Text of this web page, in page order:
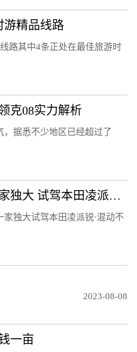
游精品线路
路其中4条正处在最佳旅游时
克08实力解析
据悉不少地区已经超过了
车评头条：结束丰田一家独大 试驾本田凌派锐·混动
独大试驾本田凌派锐·混动不
2023-08-08
一亩